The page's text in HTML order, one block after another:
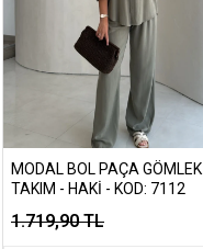
MODAL BOL PAÇA GÖMLEK
TAKIM - HAKI - KOD: 7112
1.719,90 TL